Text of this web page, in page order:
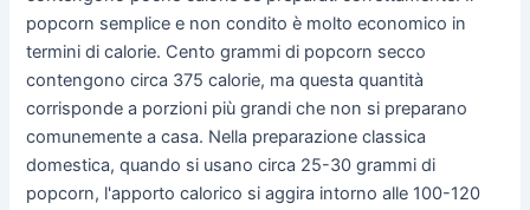
popcorn semplice e non condito è molto economico in
termini di calorie. Cento grammi di popcorn secco
contengono circa 375 calorie, ma questa quantità
corrisponde a porzioni più grandi che non si preparano
comunemente a casa. Nella preparazione classica
domestica, quando si usano circa 25-30 grammi di
popcorn, l'apporto calorico si aggira intorno alle 100-120